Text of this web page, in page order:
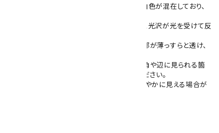
こちらのアマゾナイトは濃淡のある青緑色と白色が混在しており、
多面体形状に加工されており、劈開面のガラス光沢が光を受けて反
全体的に不透明ですが、光に当てると端の一部が薄っすらと透け、
カットの過程で生じたカケが面同士の接する角や辺に見られる箇
所があります。詳しくは写真5枚目をご確認ください。
※ご使用のモニターによって、実際より色が鮮やかに見える場合が